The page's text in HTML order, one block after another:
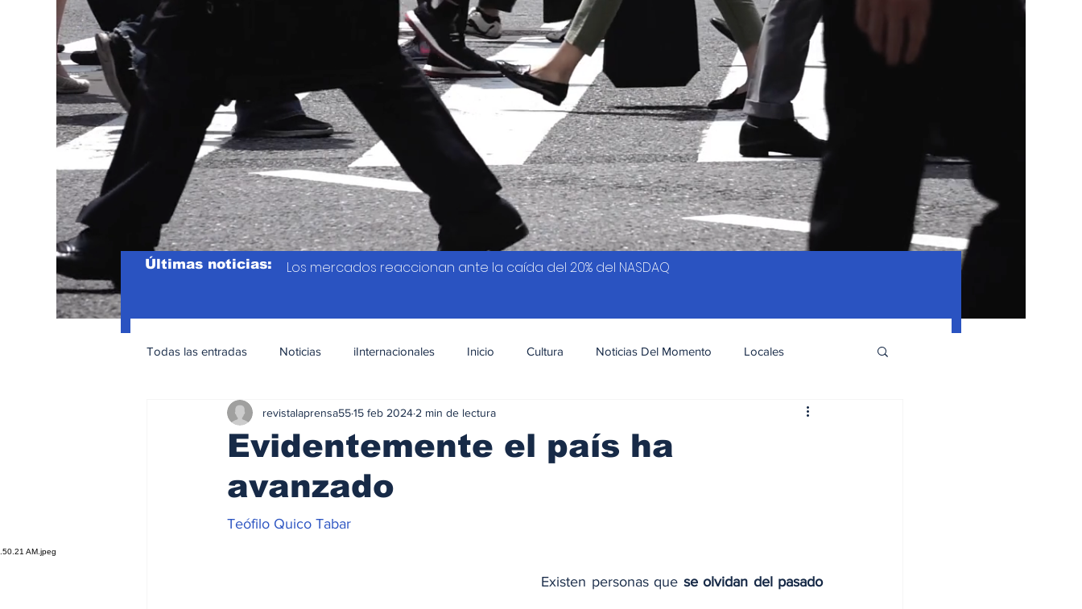
Últimas noticias: Los mercados reaccionan ante la caída del 20% del NASDAQ
Todas las entradas Noticias iInternacionales Inicio Cultura Noticias Del Momento Locales
Nacionales Educación Sexual Deportes Opinión
Evidentemente el país ha
avanzado
revistalaprensa5515 feb 2024 2 min de lectura
Teófilo Quico Tabar
Existen personas que se olvidan del pasado